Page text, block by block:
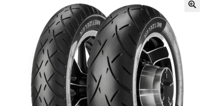
menu
Kaip užsisakyti
Kontaktai